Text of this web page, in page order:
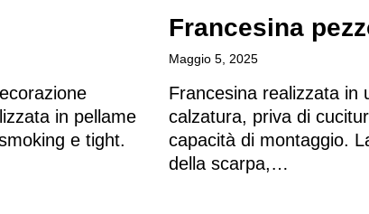
in pellame
e tight.
Francesina
Maggio 5, 2025
Francesina realizzata in
calzatura, priva di
capacità di montaggio.
della scarpa,…